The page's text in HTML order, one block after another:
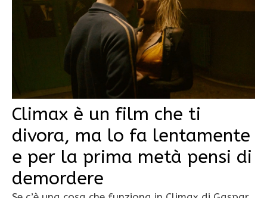
Climax è un film che ti
divora, ma lo fa lentamente
e per la prima metà pensi di
demordere